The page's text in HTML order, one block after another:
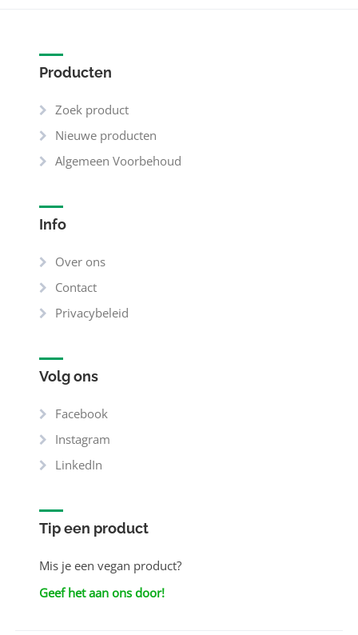
Producten
Zoek product
Nieuwe producten
Algemeen Voorbehoud
Info
Over ons
Contact
Privacybeleid
Volg ons
Facebook
Instagram
LinkedIn
Tip een product
Mis je een vegan product?
Geef het aan ons door!